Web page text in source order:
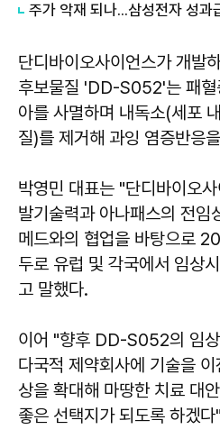
단디바이오사이언스가 개발
후보물질 'DD-S052'는 패혈
아를 사멸하며 내독소(세포
질)를 제거해 과잉 염증반응
박영민 대표는 "단디바이오
발기술력과 아나패스의 전임
메드와의 협업을 바탕으로
두로 유럽 및 각국에서 임상
고 말했다.
이어 "향후 DD-S052의 임
다국적 제약회사에 기술을
상을 확대해 마땅한 치료 대
좋은 선택지가 되도록 하겠